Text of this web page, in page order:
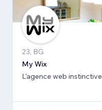
23, BG
My Wix
L'agence web instinctive